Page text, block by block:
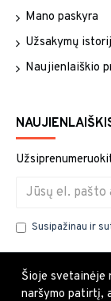
Mano paskyra
Užsakymų
Naujienlaiškio
Susipažinau ir
Šioje svetainėje
naršymo patirtį,